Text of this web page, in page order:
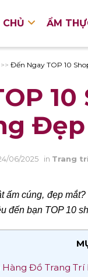
CHỦ ẨM
>> Đến Ngay TOP 10
06/2025 in Trang
ấm cúng, đẹp
đến bạn TOP 10
Đồ Trang